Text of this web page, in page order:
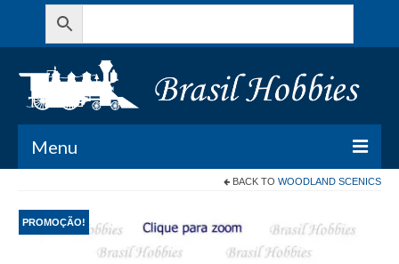
Menu
Meu Carrinho
BACK TO WOODLAND SCENICS
PROMOÇÃO!